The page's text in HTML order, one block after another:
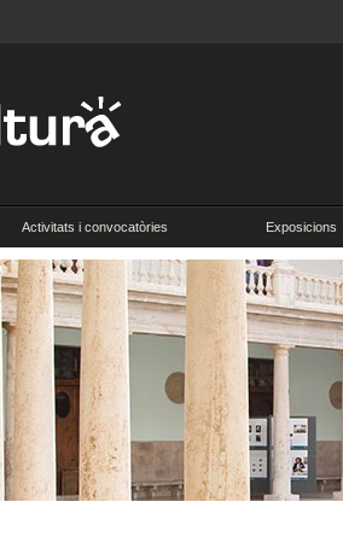
Activitats i convocatòries Exposicions